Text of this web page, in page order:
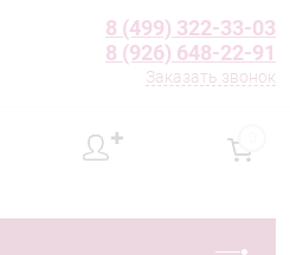
8 (499) 322-33-03
8 (926) 648-22-91
Заказать звонок
✚